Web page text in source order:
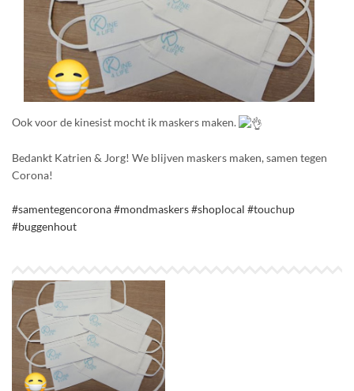
Ook voor de kinesist mocht ik maskers maken.
Bedankt Katrien & Jorg! We blijven maskers maken, samen tegen
Corona!
#samentegencorona#mondmaskers#shoplocal #touchup
#buggenhout